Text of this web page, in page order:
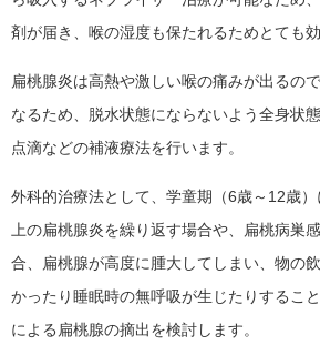
剤が届き、喉の湿度も保たれるためとても効
扁桃腺炎は高熱や激しい喉の痛みが出るの
なるため、脱水状態にならないよう全身状
点滴などの補液療法を行います。
外科的治療法として、学童期（6歳～12歳
上の扁桃腺炎を繰り返す場合や、扁桃病巣
合、扁桃腺が高度に腫大してしまい、物の
かったり睡眠時の無呼吸が生じたりするこ
による扁桃腺の摘出を検討します。